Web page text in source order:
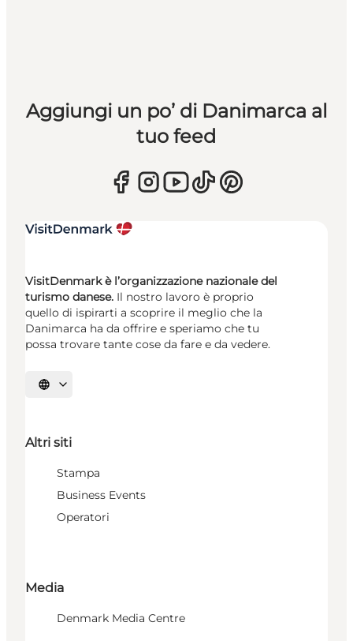
Aggiungi un po’ di Danimarca al
tuo feed
VisitDenmark è l’organizzazione nazionale del
turismo danese. Il nostro lavoro è proprio
quello di ispirarti a scoprire il meglio che la
Danimarca ha da offrire e speriamo che tu
possa trovare tante cose da fare e da vedere.
Seleziona la lingua
Altri siti
Stampa
Business Events
Operatori
Media
Denmark Media Centre